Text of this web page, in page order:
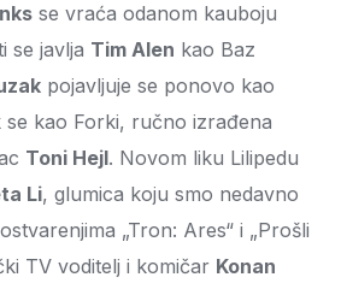
se vraća odanom kauboju
se javlja Tim Alen kao Baz
pojavljuje se ponovo kao
se kao Forki, ručno izrađena
Toni Hejl. Novom liku Lilipedu
Li, glumica koju smo nedavno
„Tron: Ares“ i „Prošli
TV voditelj i komičar Konan